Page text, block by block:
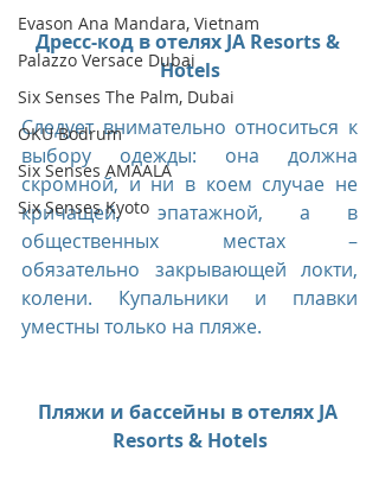
Evason Ana Mandara, Vietnam
Palazzo Versace Dubai
Six Senses The Palm, Dubai
OKU Bodrum
Six Senses AMAALA
Six Senses Kyoto
Дресс-код в отелях JA Resorts &
Hotels
Следует внимательно относиться к
выбору одежды: она должна
скромной, и ни в коем случае не
кричащей, эпатажной, а в
общественных местах –
обязательно закрывающей локти,
колени. Купальники и плавки
уместны только на пляже.
Пляжи и бассейны в отелях JA
Resorts & Hotels